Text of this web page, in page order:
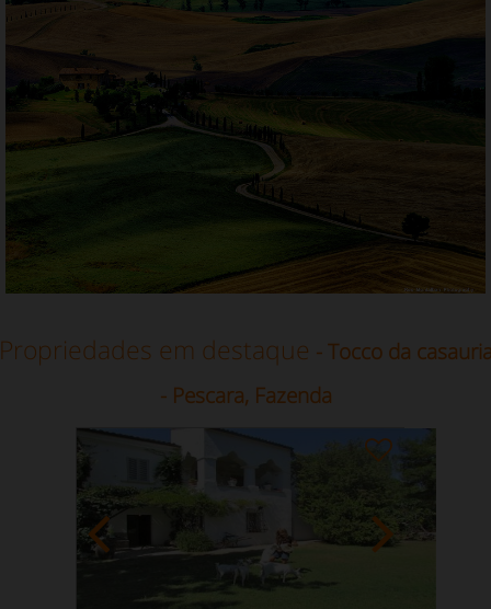
em destaque - Tocco da
- Pescara, Fazenda